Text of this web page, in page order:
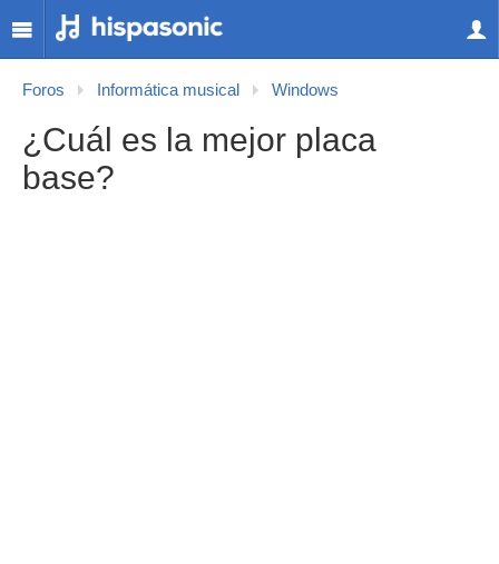
Foros Informática musical Windows
¿Cuál es la mejor placa
base?